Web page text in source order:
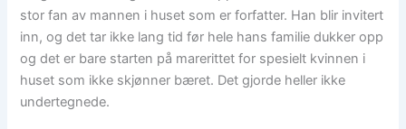
stor fan av mannen i huset som er forfatter. Han blir invitert
inn, og det tar ikke lang tid før hele hans familie dukker opp
og det er bare starten på marerittet for spesielt kvinnen i
huset som ikke skjønner bæret. Det gjorde heller ikke
undertegnede.